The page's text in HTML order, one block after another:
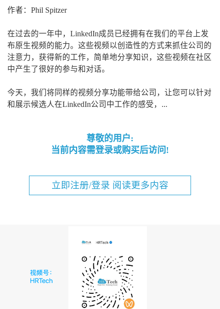
作者：Phil Spitzer
在过去的一年中，LinkedIn成员已经拥有在我们的平台上发
布原生视频的能力。这些视频以创造性的方式来抓住公司的
注意力，获得新的工作，简单地分享知识，这些视频在社区
中产生了很好的参与和对话。
今天，我们将同样的视频分享功能带给公司，让您可以针对
和展示候选人在LinkedIn公司中工作的感受，...
尊敬的用户:
当前内容需登录或购买后访问!
立即注册/登录 阅读更多内容